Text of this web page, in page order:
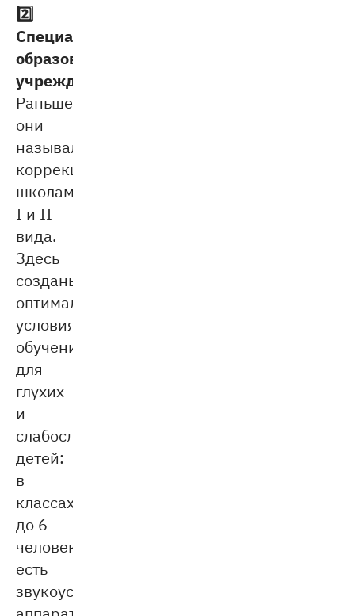
2️⃣
Специализированные
образовательные
учреждения.
Раньше
они
назывались
коррекционными
школами
I и II
вида.
Здесь
созданы
оптимальные
условия
обучения
для
глухих
и
слабослышащих
детей:
в
классах
до 6
человек,
есть
звукоусиливающая